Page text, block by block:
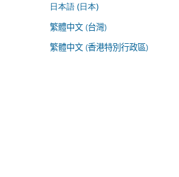
日本語 (日本)
繁體中文 (台灣)
繁體中文 (香港特別行政區)